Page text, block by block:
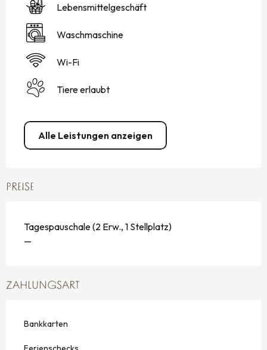
Lebensmittelgeschäft
Waschmaschine
Wi-Fi
Tiere erlaubt
Alle Leistungen anzeigen
PREISE
Tagespauschale (2 Erw., 1 Stellplatz)
—
ZAHLUNGSART
Bankkarten